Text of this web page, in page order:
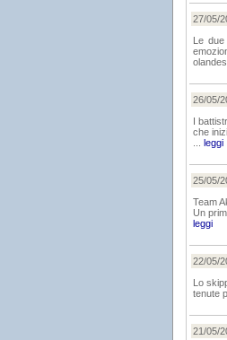
27/05/
Le
26/05/
I
che
leggi
25/05/
Team
Un
leggi
22/05/
Lo
tenute
21/05/